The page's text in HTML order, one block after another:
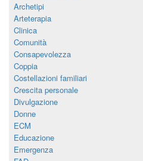
Archetipi
Arteterapia
Clinica
Comunità
Consapevolezza
Coppia
Costellazioni familiari
Crescita personale
Divulgazione
Donne
ECM
Educazione
Emergenza